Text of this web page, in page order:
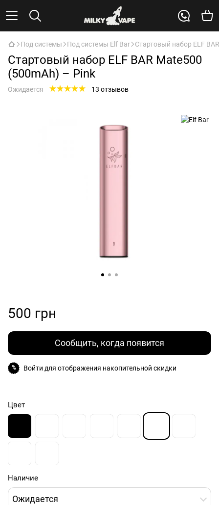
Под системы Под системы Elf Bar Стартовый набор ELF
Стартовый набор ELF BAR Mate500
(500mAh) – Pink
Ожидается 13 отзывов
500 грн
Сообщить, когда появится
% Войти для отображения накопительной скидки
Цвет
Наличие
Ожидается